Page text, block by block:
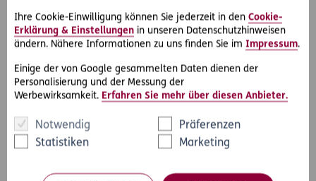
Ihre Cookie-Einwilligung können Sie jederzeit in den Cookie-
Erklärung & Einstellungen in unseren Datenschutzhinweisen
ändern. Nähere Informationen zu uns finden Sie im Impressum.
Einige der von Google gesammelten Daten dienen der
Personalisierung und der Messung der
Werbewirksamkeit. Erfahren Sie mehr über diesen Anbieter.
Notwendig
Präferenzen
Statistiken
Marketing
gesetzlich erlaubt sind, ist dafür kein Argument. Die
Tagesmutter darf weiterhin in ihrer Wohnung die Tätigkeit
ausüben..
#Rechtsprechung #Wohnen & Vermieten